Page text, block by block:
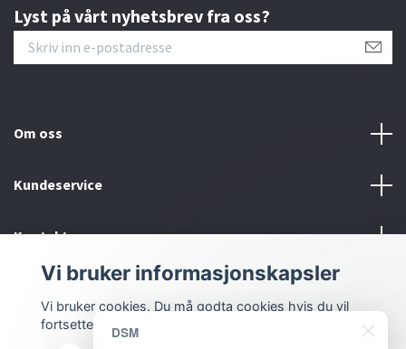
Lyst på vårt nyhetsbrev fra oss?
Om oss
Kundeservice
Kontakt oss
Vi bruker informasjonskapsler
Vi bruker cookies. Du må godta cookies hvis du vil
fortsette.
DSM